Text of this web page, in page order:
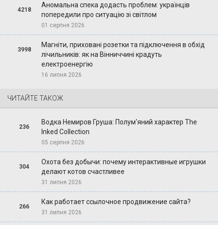
4218
Аномальна спека додасть проблем: українців
попередили про ситуацію зі світлом
01 серпня 2026
3998
Магніти, приховані розетки та підключення в обхід
лічильників: як на Вінниччині крадуть
електроенергію
16 липня 2026
ЧИТАЙТЕ ТАКОЖ
236
Водка Немиров Груша: Полум'яний характер The
Inked Collection
05 серпня 2026
304
Охота без добычи: почему интерактивные игрушки
делают котов счастливее
31 липня 2026
266
Как работает ссылочное продвижение сайта?
31 липня 2026